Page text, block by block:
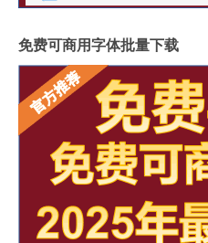
免费可商用字体批量下载